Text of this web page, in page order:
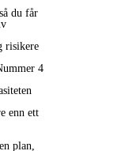
du får
risikere
4
enn ett
plan,